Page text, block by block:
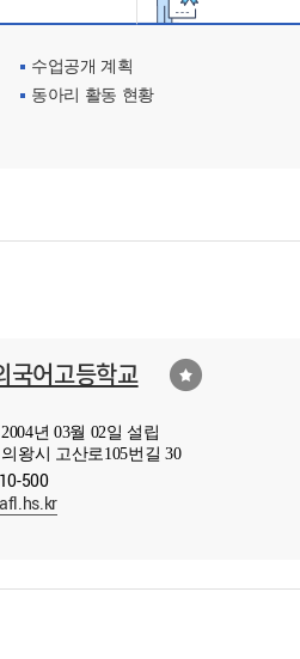
수업공개 계획
동아리 활동 현황
국어고등학교
년 03월 02일 설립
왕시 고산로105번길 30
500